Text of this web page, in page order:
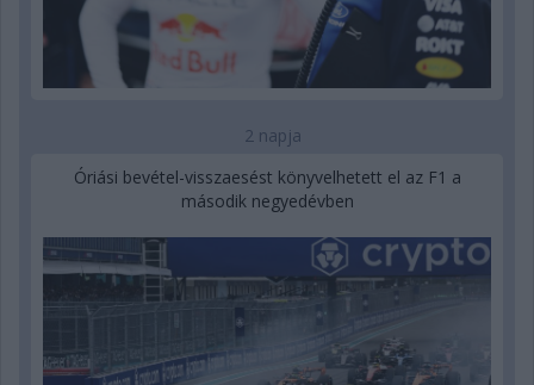
2 napja
Óriási bevétel-visszaesést könyvelhetett el az F1 a
második negyedévben